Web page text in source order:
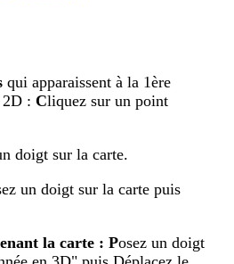
qui apparaissent à la 1ère
2D :Cliquez sur un point
doigt sur la carte.
un doigt sur la carte puis
la carte :Posez un doigt